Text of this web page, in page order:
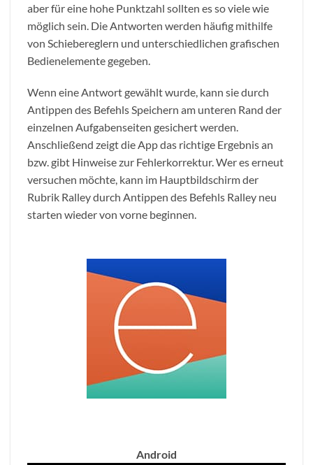
aber für eine hohe Punktzahl sollten es so viele wie
möglich sein. Die Antworten werden häufig mithilfe
von Schiebereglern und unterschiedlichen grafischen
Bedienelemente gegeben.
Wenn eine Antwort gewählt wurde, kann sie durch
Antippen des Befehls Speichern am unteren Rand der
einzelnen Aufgabenseiten gesichert werden.
Anschließend zeigt die App das richtige Ergebnis an
bzw. gibt Hinweise zur Fehlerkorrektur. Wer es erneut
versuchen möchte, kann im Hauptbildschirm der
Rubrik Ralley durch Antippen des Befehls Ralley neu
starten wieder von vorne beginnen.
Android